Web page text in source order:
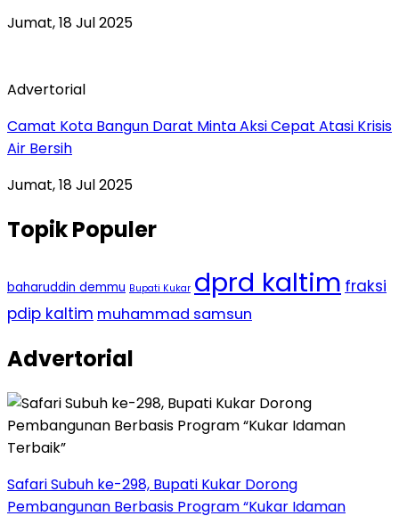
Jumat, 18 Jul 2025
Advertorial
Camat Kota Bangun Darat Minta Aksi Cepat Atasi Krisis
Air Bersih
Jumat, 18 Jul 2025
Topik Populer
baharuddin demmu Bupati Kukar dprd kaltim fraksi
pdip kaltim muhammad samsun
Advertorial
Safari Subuh ke-298, Bupati Kukar Dorong
Pembangunan Berbasis Program “Kukar Idaman